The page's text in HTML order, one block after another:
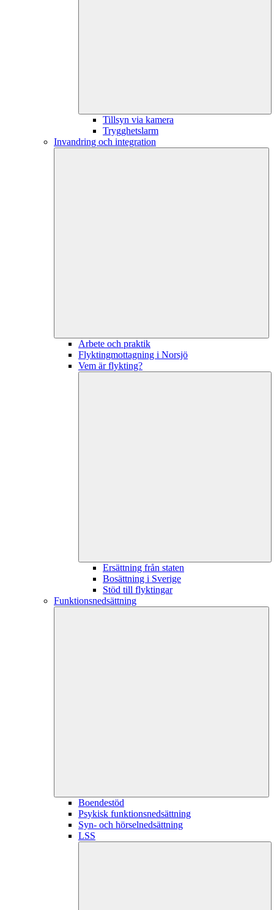
Tillsyn via kamera
Trygghetslarm
Invandring och integration
Arbete och praktik
Flyktingmottagning i Norsjö
Vem är flykting?
Ersättning från staten
Bosättning i Sverige
Stöd till flyktingar
Funktionsnedsättning
Boendestöd
Psykisk funktionsnedsättning
Syn- och hörselnedsättning
LSS